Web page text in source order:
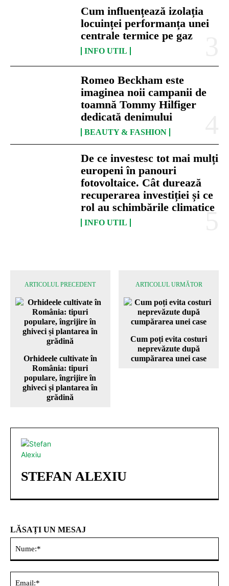
Cum influențează izolația
locuinței performanța unei
centrale termice pe gaz
INFO UTIL
Romeo Beckham este
imaginea noii campanii de
toamnă Tommy Hilfiger
dedicată denimului
BEAUTY & FASHION
De ce investesc tot mai mulți
europeni în panouri
fotovoltaice. Cât durează
recuperarea investiției și ce
rol au schimbările climatice
INFO UTIL
ARTICOLUL PRECEDENT
Orhideele cultivate în
România: tipuri
populare, îngrijire în
ghiveci și plantarea în
grădină
ARTICOLUL URMĂTOR
Cum poți evita costuri
neprevăzute după
cumpărarea unei case
STEFAN ALEXIU
LĂSAȚI UN MESAJ